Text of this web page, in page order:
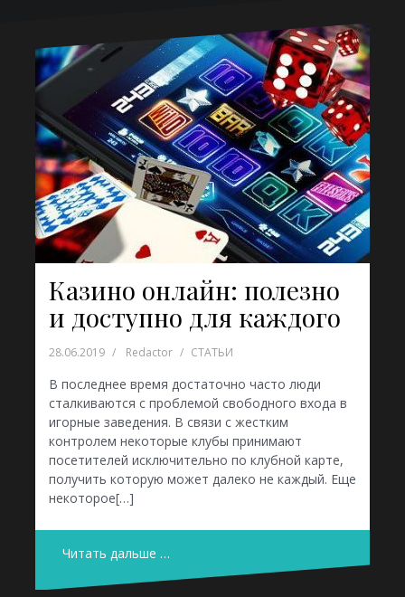
Казино онлайн: полезно
и доступно для каждого
28.06.2019 Redactor СТАТЬИ
В последнее время достаточно часто люди
сталкиваются с проблемой свободного входа в
игорные заведения. В связи с жестким
контролем некоторые клубы принимают
посетителей исключительно по клубной карте,
получить которую может далеко не каждый. Еще
некоторое[…]
Читать дальше …